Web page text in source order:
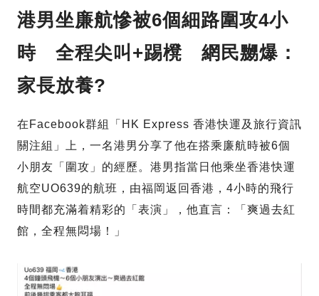
港男坐廉航慘被6個細路圍攻4小
時 全程尖叫+踢櫈 網民嬲爆：
家長放養?
在Facebook群組「HK Express 香港快運及旅行資訊
關注組」上，一名港男分享了他在搭乘廉航時被6個
小朋友「圍攻」的經歷。港男指當日他乘坐香港快運
航空UO639的航班，由福岡返回香港，4小時的飛行
時間都充滿着精彩的「表演」，他直言：「爽過去紅
館，全程無悶場！」